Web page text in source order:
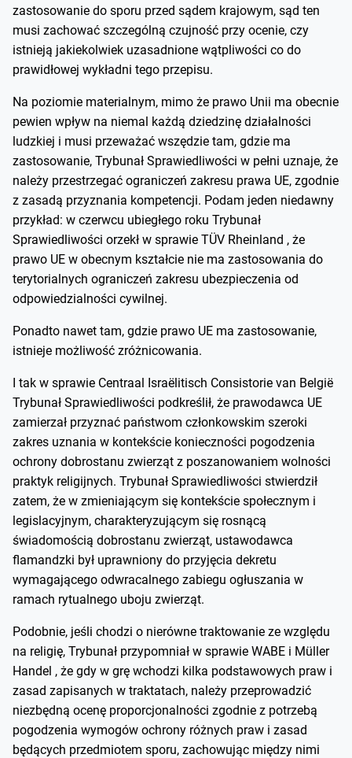
zastosowanie do sporu przed sądem krajowym, sąd ten
musi zachować szczególną czujność przy ocenie, czy
istnieją jakiekolwiek uzasadnione wątpliwości co do
prawidłowej wykładni tego przepisu.
Na poziomie materialnym, mimo że prawo Unii ma obecnie
pewien wpływ na niemal każdą dziedzinę działalności
ludzkiej i musi przeważać wszędzie tam, gdzie ma
zastosowanie, Trybunał Sprawiedliwości w pełni uznaje, że
należy przestrzegać ograniczeń zakresu prawa UE, zgodnie
z zasadą przyznania kompetencji. Podam jeden niedawny
przykład: w czerwcu ubiegłego roku Trybunał
Sprawiedliwości orzekł w sprawie TÜV Rheinland , że
prawo UE w obecnym kształcie nie ma zastosowania do
terytorialnych ograniczeń zakresu ubezpieczenia od
odpowiedzialności cywilnej.
Ponadto nawet tam, gdzie prawo UE ma zastosowanie,
istnieje możliwość zróżnicowania.
I tak w sprawie Centraal Israëlitisch Consistorie van België
Trybunał Sprawiedliwości podkreślił, że prawodawca UE
zamierzał przyznać państwom członkowskim szeroki
zakres uznania w kontekście konieczności pogodzenia
ochrony dobrostanu zwierząt z poszanowaniem wolności
praktyk religijnych. Trybunał Sprawiedliwości stwierdził
zatem, że w zmieniającym się kontekście społecznym i
legislacyjnym, charakteryzującym się rosnącą
świadomością dobrostanu zwierząt, ustawodawca
flamandzki był uprawniony do przyjęcia dekretu
wymagającego odwracalnego zabiegu ogłuszania w
ramach rytualnego uboju zwierząt.
Podobnie, jeśli chodzi o nierówne traktowanie ze względu
na religię, Trybunał przypomniał w sprawie WABE i Müller
Handel , że gdy w grę wchodzi kilka podstawowych praw i
zasad zapisanych w traktatach, należy przeprowadzić
niezbędną ocenę proporcjonalności zgodnie z potrzebą
pogodzenia wymogów ochrony różnych praw i zasad
będących przedmiotem sporu, zachowując między nimi